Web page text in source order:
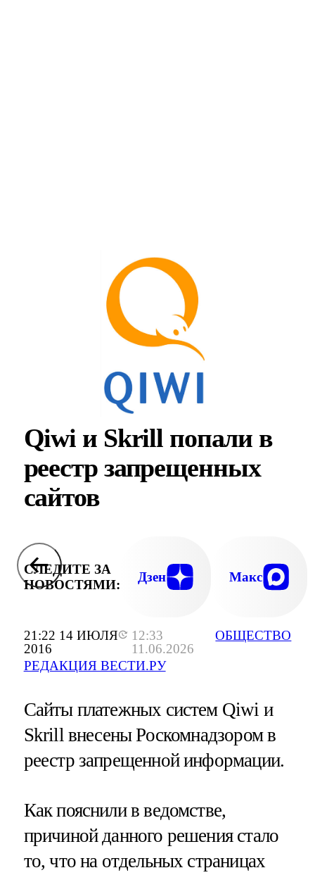
21:22 14 ИЮЛЯ
2016
12:33
11.06.2026
РЕДАКЦИЯ ВЕСТИ.РУ
ОБЩЕСТВО
Qiwi и Skrill попали в
реестр запрещенных
сайтов
СЛЕДИТЕ ЗА
НОВОСТЯМИ:
Дзен Макс
Сайты платежных систем Qiwi и
Skrill внесены Роскомнадзором в
реестр запрещенной информации.
Как пояснили в ведомстве,
причиной данного решения стало
то, что на отдельных страницах